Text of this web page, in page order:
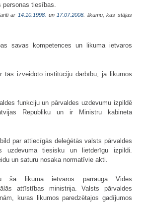
tiesības.
ar 14.10.1998. un 17.07.2008 . likumu, kas stājas
savas kompetences un likuma ietvaros
tās izveidoto institūciju darbību, ja likumos
funkciju un pārvaldes uzdevumu izpildē
Republiku un ir Ministru kabineta
par attiecīgās deleģētās valsts pārvaldes
uzdevuma tiesisku un lietderīgu izpildi.
un saturu nosaka normatīvie akti.
šā likuma ietvaros pārrauga Vides
attīstības ministrija. Valsts pārvaldes
kuras likumos paredzētajos gadījumos